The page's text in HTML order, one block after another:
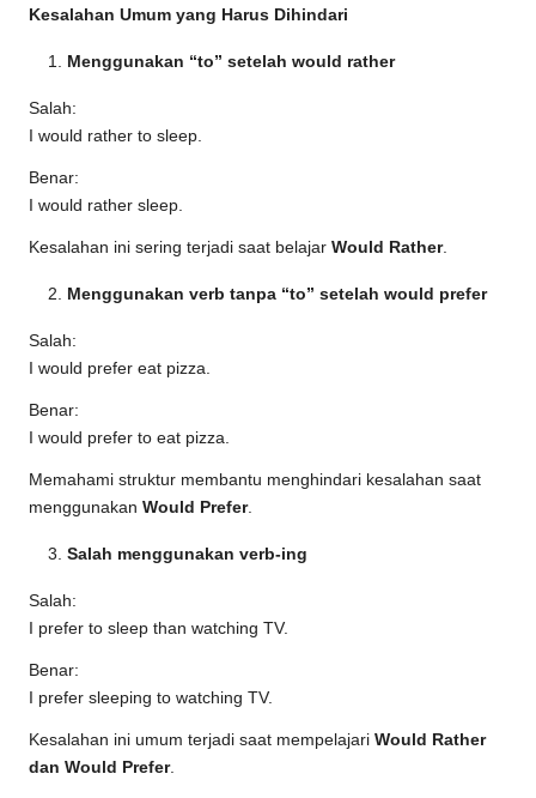
Kesalahan Umum yang Harus Dihindari
Menggunakan “to” setelah would rather
Salah:
I would rather to sleep.
Benar:
I would rather sleep.
Kesalahan ini sering terjadi saat belajar Would Rather.
Menggunakan verb tanpa “to” setelah would prefer
Salah:
I would prefer eat pizza.
Benar:
I would prefer to eat pizza.
Memahami struktur membantu menghindari kesalahan saat
menggunakan Would Prefer.
Salah menggunakan verb-ing
Salah:
I prefer to sleep than watching TV.
Benar:
I prefer sleeping to watching TV.
Kesalahan ini umum terjadi saat mempelajari Would Rather
dan Would Prefer.